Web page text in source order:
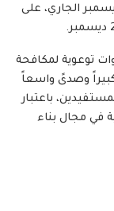
الأنشطة بولاية القضارف في 15 ديسمبر الجاري، على
توعوية لمكافحة
وصدىً واسعاً
باعتبار
في مجال بناء